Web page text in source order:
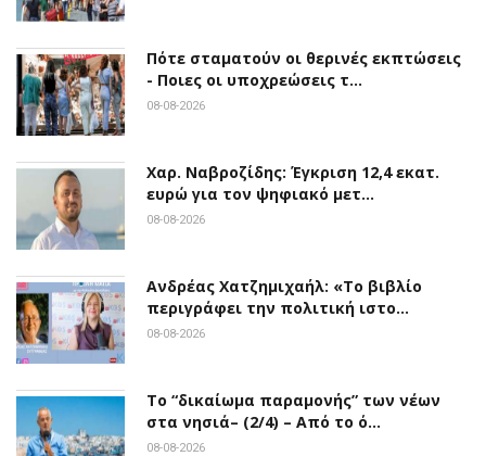
Πότε σταματούν οι θερινές εκπτώσεις
- Ποιες οι υποχρεώσεις τ…
08-08-2026
Χαρ. Ναβροζίδης: Έγκριση 12,4 εκατ.
ευρώ για τον ψηφιακό μετ…
08-08-2026
Ανδρέας Χατζημιχαήλ: «Το βιβλίο
περιγράφει την πολιτική ιστο…
08-08-2026
Το “δικαίωμα παραμονής” των νέων
στα νησιά– (2/4) – Από το ό…
08-08-2026